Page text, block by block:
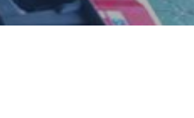
採用を知る